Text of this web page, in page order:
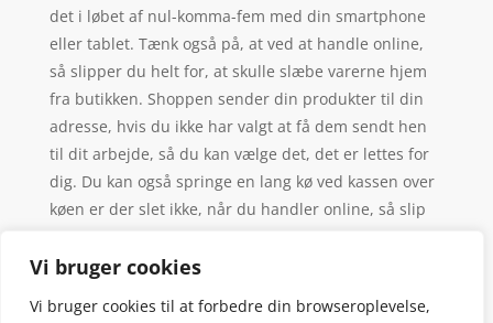
Vi bruger cookies
Vi bruger cookies til at forbedre din browseroplevelse,
det i løbet af nul-komma-fem med din smartphone
eller tablet. Tænk også på, at ved at handle online,
så slipper du helt for, at skulle slæbe varerne hjem
fra butikken. Shoppen sender din produkter til din
adresse, hvis du ikke har valgt at få dem sendt hen
til dit arbejde, så du kan vælge det, det er lettes for
dig. Du kan også springe en lang kø ved kassen over
køen er der slet ikke, når du handler online, så slip
altid den langsomste.